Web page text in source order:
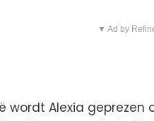
▼ Ad by
wordt Alexia geprezen